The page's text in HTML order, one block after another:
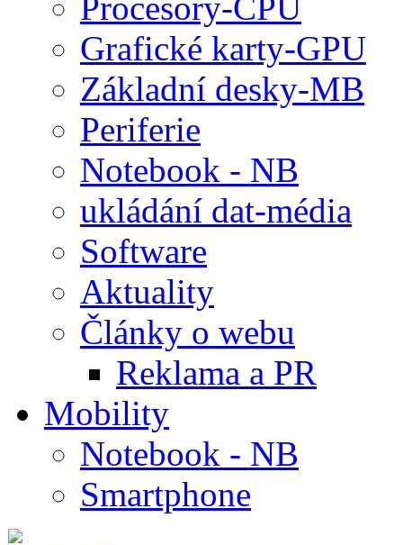
Grafické karty-GPU
Základní desky-MB
Periferie
Notebook - NB
ukládání dat-média
Software
Aktuality
Články o webu
Reklama a PR
Mobility
Notebook - NB
Smartphone